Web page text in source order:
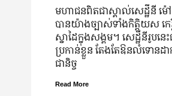
មហាជន​ពិតជា​ស្គាល់​សេដ្ឋី​នី
បាន​យ៉ាង​ច្បាស់​ទាំង​កិត្តិយស កេ
ស្នាដៃ​ក្នុង​សង្គម។ សេដ្ឋី​នី​រូប​ន
ប្រកាន់​ខ្លួន តែងតែ​ឱនលំទោន​ដា
ជានិច្ច
Read More